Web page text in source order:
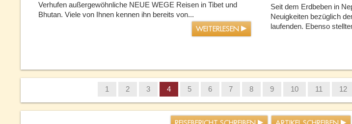
Verhufen außergewöhnliche NEUE WEGE Reisen in Tibet und
Bhutan. Viele von Ihnen kennen ihn bereits von...
WEITERLESEN
Seit dem Erdbeben in
Neuigkeiten bezüglich
laufenden. Ebenso
1 2 3 4 5 6 7 8 9 10 11 12